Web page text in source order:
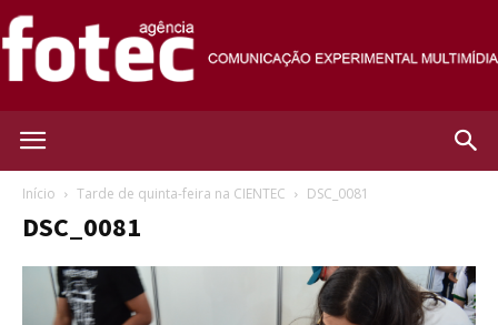
Início Tarde de quinta-feira na CIENTEC DSC_0081
DSC_0081